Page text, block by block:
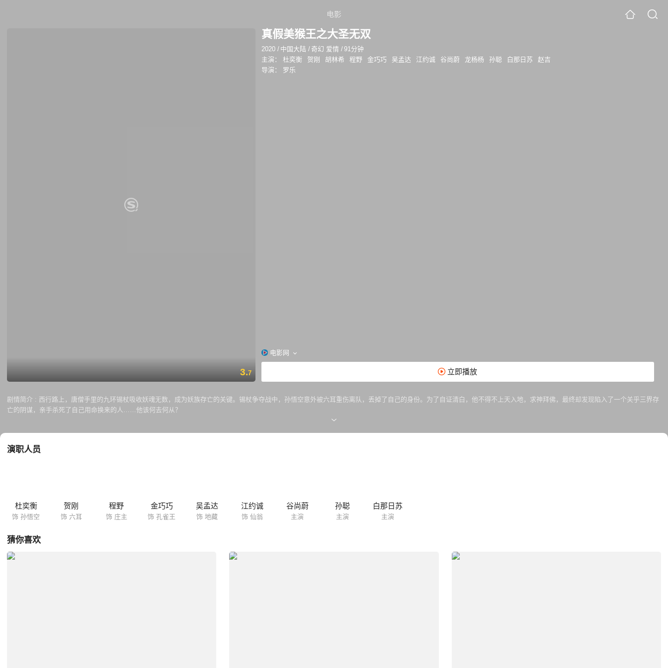
电影
3.7
真假美猴王之大圣无双
2020 / 中国大陆 / 奇幻 爱情 /91分钟
主演：
杜奕衡 贺刚 胡林希 程野 金巧巧 吴孟达 江约诚 谷尚蔚 龙杨杨 孙聪 白那日苏
赵吉
导演：
罗乐
电影网
立即播放
剧情简介 : 西行路上，唐僧手里的九环锡杖吸收妖魂无数，成为妖族存亡的关键。锡杖争夺战中，孙悟空意外被六耳重伤离队，丢掉了自己的身份。为了自证清白，他不得不上天入地，求神拜佛，最终却发现陷入了一个关乎三界存
亡的阴谋，亲手杀死了自己用命换来的人……他该何去何从？
演职人员
杜奕衡
饰 孙悟空
贺刚
饰 六耳
程野
饰 庄主
金巧巧
饰 孔雀王
吴孟达
饰 地藏
江约诚
饰 仙翁
谷尚蔚
主演
孙聪
主演
白那日苏
主演
猜你喜欢